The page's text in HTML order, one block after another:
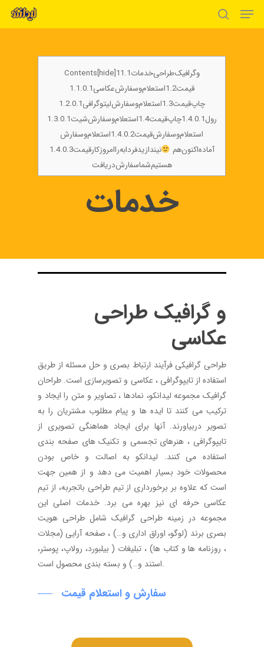
Skip
search
Contents[hide]1 خدمات1.1طراحیگرافیکو
عکاسی1.1.0.1سفارشواستعلام
قیمت1.2
لیتوگرافی1.2.0.1سفارشواستعلام قیمت1.3چاپ
شیت1.3.0.1سفارشواستعلام قیمت1.4چاپ
رول1.4.0.1
سفارشواستعلام قیمت1.4.0.2سفارشواستعلام
قیمت1.4.0.3کارامروزرابهفردانیندازید هماکنونآماده
دریافتسفارششماهستیم
خدمات
طراحی گرافیک و
عکاسی
طراحی گرافیکی فرآیند ارتباط بصری و حل مسئله از طریق
استفاده از تایپوگرافی ، عکاسی و تصویرسازی است. طراحان
گرافیک مجموعه لیدانکو، نمادها ، تصاویر و متن را ایجاد و
ترکیب می کنند تا ایده ها و پیام مطلوب مشتریان را به
تصویر دربیاورند. آنها برای ایجاد هماهنگی تصویری از
تایپوگرافی ، هنرهای تجسمی و تکنیک های صفحه بندی
استفاده می کنند. لیدانکو به اصالت و خاص بودن
محصولات خود بسیار اهمیت می دهد و از همین جهت
است که علاوه بر برخورداری از تیم طراحی باتجربه، از تیم
عکاسی حرفه ای نیز بهره می برد. خدمات اصلی این
مجموعه در زمینه طراحی گرافیک شامل طراحی هویت
بصری برند (لوگو، اوراق اداری و…) ، صفحه آرایی (مجلات
، روزنامه ها و کتاب ها) ، تبلیغات ( بیلبورد، رولاپ، پوستر،
استند و…) و بسته بندی محصول است.
سفارش و استعلام قیمت